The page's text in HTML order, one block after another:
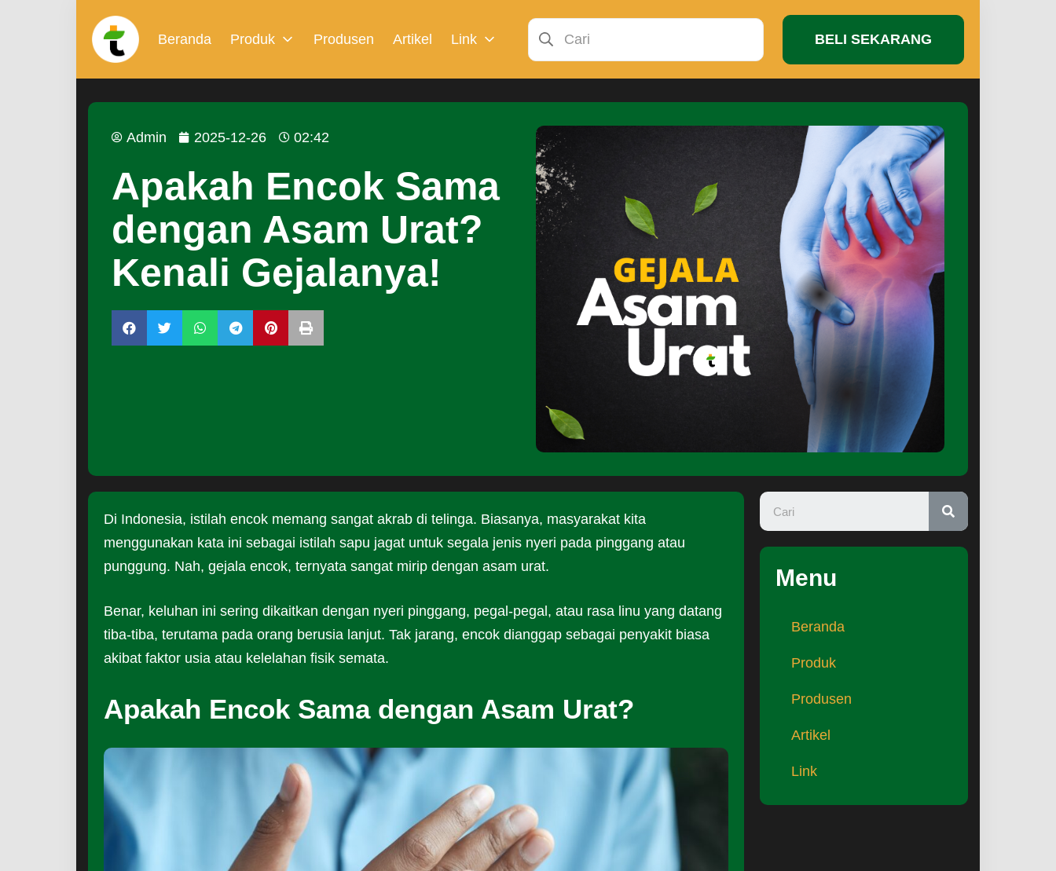
Beranda Produk Produsen Artikel Link BELI SEKARANG
Admin 2025-12-26 02:42
Apakah Encok Sama
dengan Asam Urat?
Kenali Gejalanya!
Di Indonesia, istilah encok memang sangat akrab di telinga. Biasanya, masyarakat kita
menggunakan kata ini sebagai istilah sapu jagat untuk segala jenis nyeri pada pinggang atau
punggung. Nah, gejala encok, ternyata sangat mirip dengan asam urat.
Benar, keluhan ini sering dikaitkan dengan nyeri pinggang, pegal-pegal, atau rasa linu yang datang
tiba-tiba, terutama pada orang berusia lanjut. Tak jarang, encok dianggap sebagai penyakit biasa
akibat faktor usia atau kelelahan fisik semata.
Apakah Encok Sama dengan Asam Urat?
Menu
Beranda
Produk
Produsen
Artikel
Link